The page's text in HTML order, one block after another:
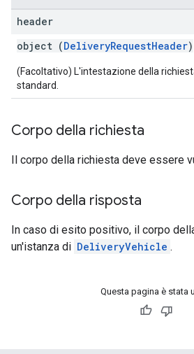
header
object (DeliveryRequestHeader)
(Facoltativo) L'intestazione della
standard.
Corpo della richiesta
Il corpo della richiesta deve essere
Corpo della risposta
In caso di esito positivo, il corpo
un'istanza di DeliveryVehicle .
Questa pagina è stata